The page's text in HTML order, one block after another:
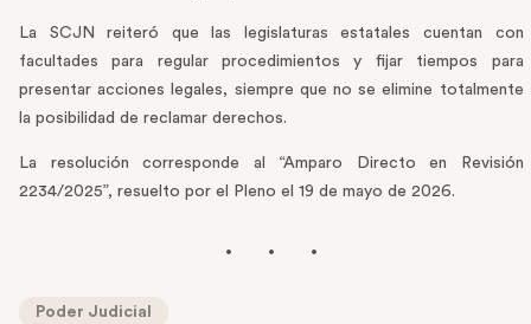
La SCJN reiteró que las legislaturas estatales cuentan con
facultades para regular procedimientos y fijar tiempos para
presentar acciones legales, siempre que no se elimine totalmente
la posibilidad de reclamar derechos.
La resolución corresponde al “Amparo Directo en Revisión
2234/2025”, resuelto por el Pleno el 19 de mayo de 2026.
Poder Judicial